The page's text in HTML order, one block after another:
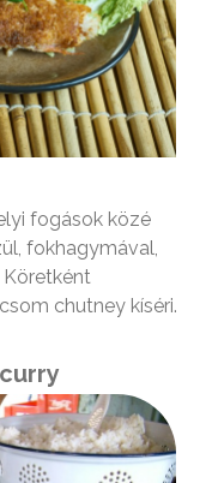
fogások közé
fokhagymával,
chutney kíséri.